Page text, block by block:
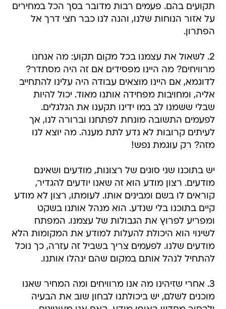
תקועים בהם. פעמים רבות מדובר בסך הכל במחירים
על אזור הנוחות שלנו, והנה לנו כבר חצי דרך אל
הפתרון.
2. לשאול את עצמנו בכל מקום תקוע: מה אנחנו
מרוויחים? מה היינו מפסידים אם זה היה מסתדר?
לדוגמא, אם היינו מוצאים עבודה היה עלינו להתחייב
אליה, ומחויבות מפחידה אותנו מאוד. יכול להיות
שבלי ששמנו לב במו ידינו תקענו את הגלגלים.
לפעמים התשובה מונחת לפתחנו וברורה לנו, אך
לעיתים קרובות לא נדע לתת מענה. מה יוצא לנו
מזה? רק עוגמת נפש!
יש בתוכנו שני סוגים של רצונות, מודעים ושאינם
מודעים. רצון מודע הוא זה שאנו יודעים להגדיר,
קוראים לו בשם ומבינים אותו. לעומתו, רצון לא מודע
קיים בתוכנו בלי שנדע. הוא מנהל אותנו בשקט
ומפריע לפרוץ את הגבולות של עצמנו. המפתח
לשינוי הוא היכולת להעלות למודע את המקומות הלא
מודעים שלנו. לפעמים צריך בשביל זה עזרה, כך נוכל
להתחיל לנהל אותם במקום שהם ינהלו אותנו.
3. אחרי שזיהינו מה אנו מרוויחים ומה המחיר שאנו
מוכנים לשלם, יש ביכולתנו לבחון שוב את הבעיה